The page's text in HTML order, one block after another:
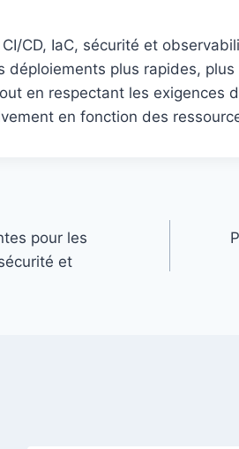
CD, IaC, sécurité et
déploiements plus rapides,
en respectant les exigences
en fonction des
pour les
et